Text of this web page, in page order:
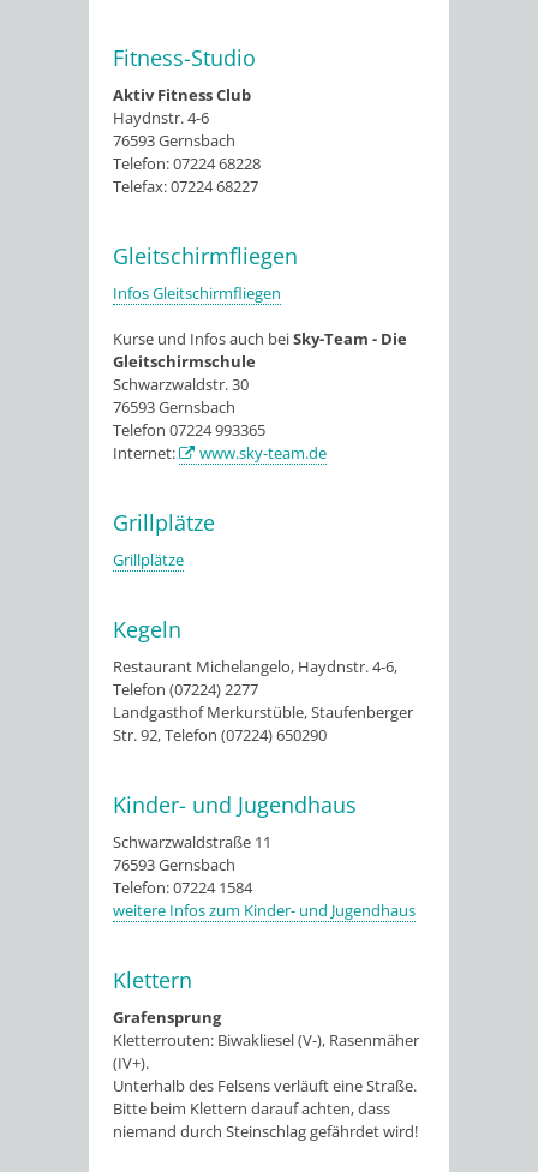
Fitness-Studio
Aktiv Fitness Club
Haydnstr. 4-6
76593 Gernsbach
Telefon: 07224 68228
Telefax: 07224 68227
Gleitschirmfliegen
Infos Gleitschirmfliegen
Kurse und Infos auch beiSky-Team - Die
Gleitschirmschule
Schwarzwaldstr. 30
76593 Gernsbach
Telefon 07224 993365
Internet:
www.sky-team.de
Grillplätze
Grillplätze
Kegeln
Restaurant Michelangelo, Haydnstr. 4-6,
Telefon (07224) 2277
Landgasthof Merkurstüble, Staufenberger
Str. 92, Telefon (07224) 650290
Kinder- und Jugendhaus
Schwarzwaldstraße 11
76593 Gernsbach
Telefon: 07224 1584
weitere Infos zum Kinder- und Jugendhaus
Klettern
Grafensprung
Kletterrouten: Biwakliesel (V-), Rasenmäher
(IV+).
Unterhalb des Felsens verläuft eine Straße.
Bitte beim Klettern darauf achten, dass
niemand durch Steinschlag gefährdet wird!